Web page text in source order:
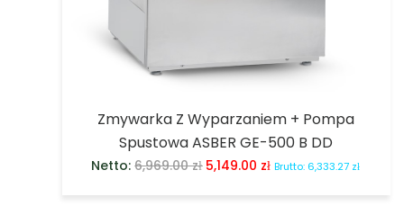
Zmywarka Z Wyparzaniem + Pompa
Spustowa ASBER GE-500 B DD
Netto:6,969.00zł 5,149.00 zł Brutto: 6,333.27 zł